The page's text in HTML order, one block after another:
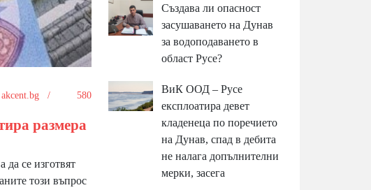
akcent.bg / 580
размера
да се изготвят
този въпрос
Създава ли опасност
засушаването на Дунав
за водоподаването в
област Русе?
ВиК ООД – Русе
експлоатира девет
кладенеца по поречието
на Дунав, спад в дебита
не налага допълнителни
мерки, засега